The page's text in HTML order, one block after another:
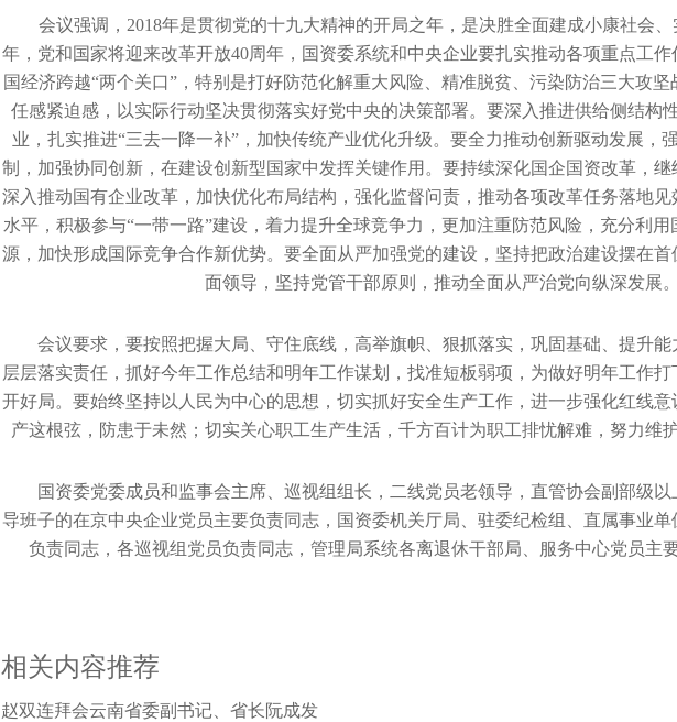
会议强调，2018年是贯彻党的十九大精神的开局之年，是决胜全面建成小康社会
年，党和国家将迎来改革开放40周年，国资委系统和中央企业要扎实推动各项重点工
国经济跨越“两个关口”，特别是打好防范化解重大风险、精准脱贫、污染防治三大攻
任感紧迫感，以实际行动坚决贯彻落实好党中央的决策部署。要深入推进供给侧结构
业，扎实推进“三去一降一补”，加快传统产业优化升级。要全力推动创新驱动发展，
制，加强协同创新，在建设创新型国家中发挥关键作用。要持续深化国企国资改革，继
深入推动国有企业改革，加快优化布局结构，强化监督问责，推动各项改革任务落地
水平，积极参与“一带一路”建设，着力提升全球竞争力，更加注重防范风险，充分利
源，加快形成国际竞争合作新优势。要全面从严加强党的建设，坚持把政治建设摆在
面领导，坚持党管干部原则，推动全面从严治党向纵深发展。
会议要求，要按照把握大局、守住底线，高举旗帜、狠抓落实，巩固基础、提升能
层层落实责任，抓好今年工作总结和明年工作谋划，找准短板弱项，为做好明年工作打
开好局。要始终坚持以人民为中心的思想，切实抓好安全生产工作，进一步强化红线
产这根弦，防患于未然；切实关心职工生产生活，千方百计为职工排忧解难，努力维
国资委党委成员和监事会主席、巡视组组长，二线党员老领导，直管协会副部级
导班子的在京中央企业党员主要负责同志，国资委机关厅局、驻委纪检组、直属事业
负责同志，各巡视组党员负责同志，管理局系统各离退休干部局、服务中心党员主
相关内容推荐
赵双连拜会云南省委副书记、省长阮成发